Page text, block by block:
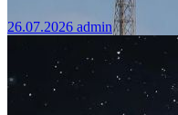
26.07.2026 admin